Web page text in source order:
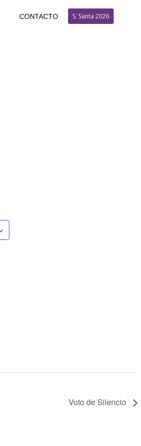
CONTACTO S. Santa 2026
Voto de Silencio